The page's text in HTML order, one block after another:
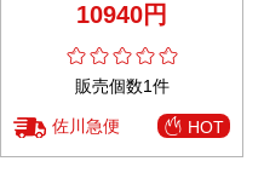
10940円
販売個数1件
佐川急便 HOT